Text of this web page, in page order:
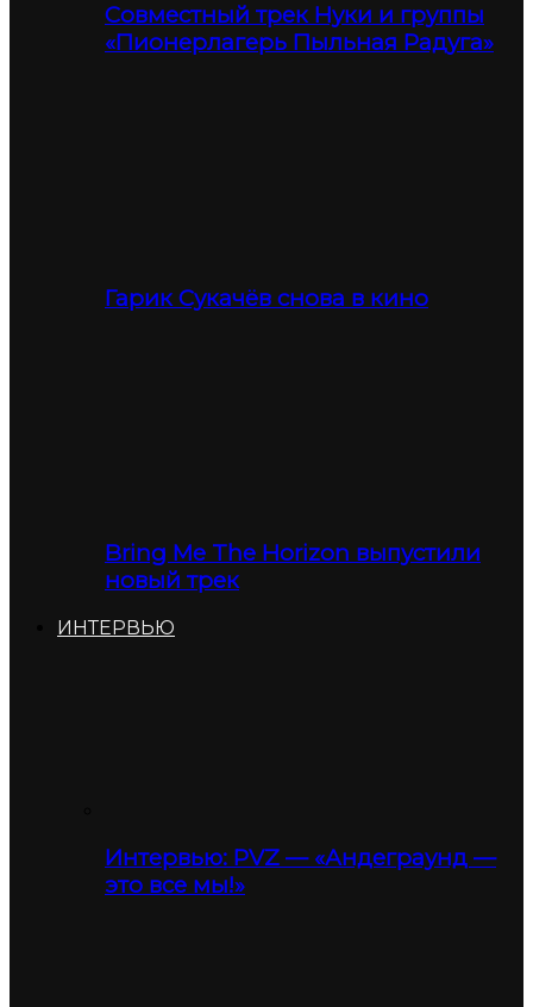
Совместный трек Нуки и группы
«Пионерлагерь Пыльная Радуга»
Гарик Сукачёв снова в кино
Bring Me The Horizon выпустили
новый трек
ИНТЕРВЬЮ
Интервью: PVZ — «Андеграунд —
это все мы!»